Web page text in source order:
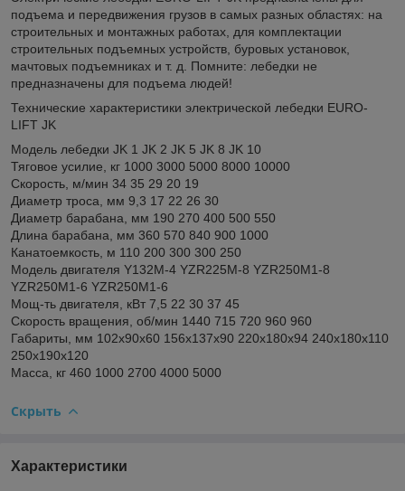
подъема и передвижения грузов в самых разных областях: на
строительных и монтажных работах, для комплектации
строительных подъемных устройств, буровых установок,
мачтовых подъемниках и т. д. Помните: лебедки не
предназначены для подъема людей!
Технические характеристики электрической лебедки EURO-
LIFT JK
Модель лебедки JK 1 JK 2 JK 5 JK 8 JK 10
Тяговое усилие, кг 1000 3000 5000 8000 10000
Скорость, м/мин 34 35 29 20 19
Диаметр троса, мм 9,3 17 22 26 30
Диаметр барабана, мм 190 270 400 500 550
Длина барабана, мм 360 570 840 900 1000
Канатоемкость, м 110 200 300 300 250
Модель двигателя Y132M-4 YZR225M-8 YZR250M1-8
YZR250M1-6 YZR250M1-6
Мощ-ть двигателя, кВт 7,5 22 30 37 45
Скорость вращения, об/мин 1440 715 720 960 960
Габариты, мм 102x90x60 156x137x90 220x180x94 240x180x110
250x190x120
Масса, кг 460 1000 2700 4000 5000
Скрыть
Характеристики